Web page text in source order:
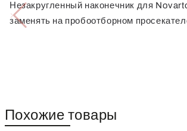
Незакругленный наконечник для
заменять на пробоотборном
острый и устойчивый наконечник
для прокалывания непосредственно
Похожие товары